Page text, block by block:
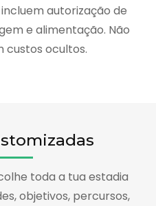
autorização de
e alimentação. Não
custos ocultos.
toda a tua estadia
objetivos, percursos,